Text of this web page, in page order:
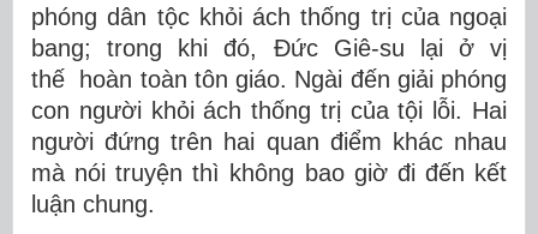
phóng dân tộc khỏi ách thống trị của ngoại
bang; trong khi đó, Đức Giê-su lại ở vị
thế hoàn toàn tôn giáo. Ngài đến giải phóng
con người khỏi ách thống trị của tội lỗi. Hai
người đứng trên hai quan điểm khác nhau
mà nói truyện thì không bao giờ đi đến kết
luận chung.